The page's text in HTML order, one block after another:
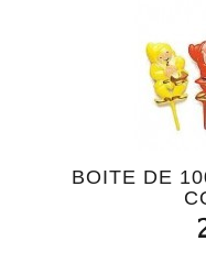
BOITE DE